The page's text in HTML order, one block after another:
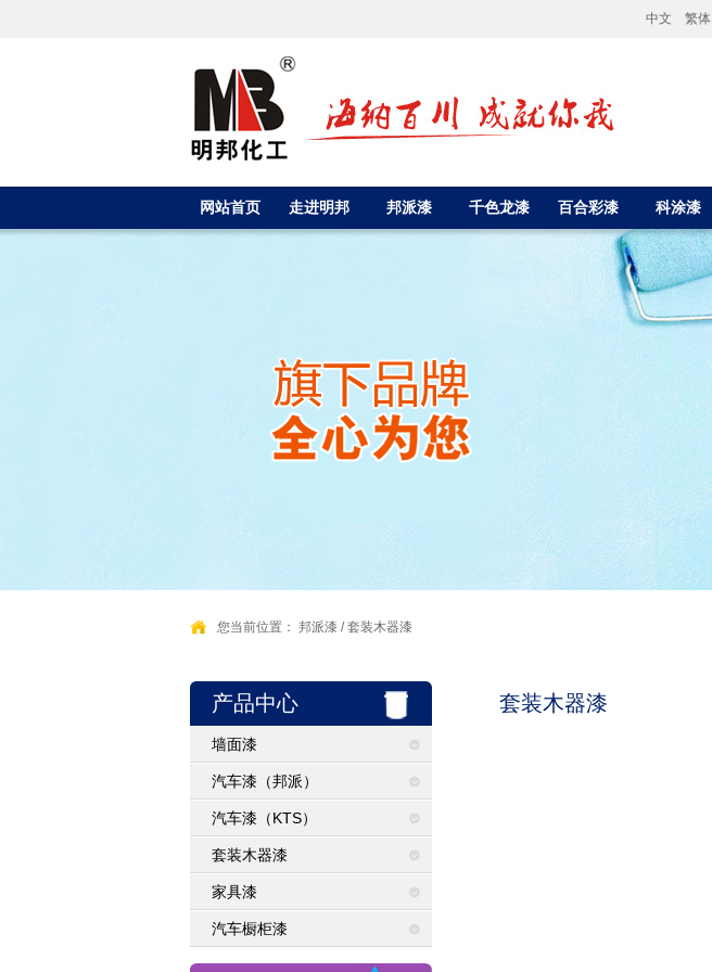
中文 繁体
网站首页 走进明邦 邦派漆 千色龙漆 百合彩漆 科涂漆
您当前位置： 邦派漆/套装木器漆
产品中心
墙面漆
汽车漆（邦派）
汽车漆（KTS）
套装木器漆
家具漆
汽车橱柜漆
套装木器漆